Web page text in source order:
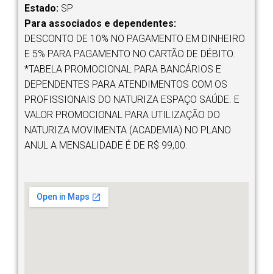
Estado: SP
Para associados e dependentes:
DESCONTO DE 10% NO PAGAMENTO EM DINHEIRO
E 5% PARA PAGAMENTO NO CARTÃO DE DÉBITO.
*TABELA PROMOCIONAL PARA BANCÁRIOS E
DEPENDENTES PARA ATENDIMENTOS COM OS
PROFISSIONAIS DO NATURIZA ESPAÇO SAÚDE. E
VALOR PROMOCIONAL PARA UTILIZAÇÃO DO
NATURIZA MOVIMENTA (ACADEMIA) NO PLANO
ANUL A MENSALIDADE É DE R$ 99,00.